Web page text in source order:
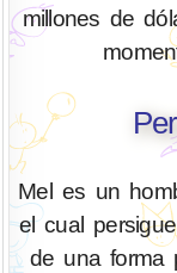
millones de
Mel es un
el cual
de una forma